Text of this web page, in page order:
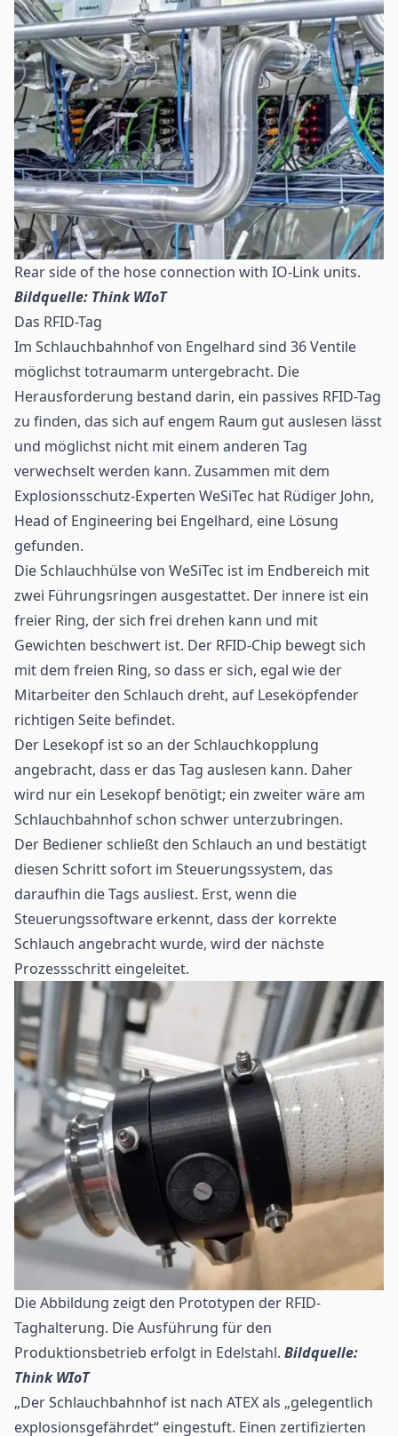
Rear side of the hose connection with IO-Link units.
Bildquelle: Think WIoT
Das RFID-Tag
Im Schlauchbahnhof von Engelhard sind 36 Ventile
möglichst totraumarm untergebracht. Die
Herausforderung bestand darin, ein passives RFID-Tag
zu finden, das sich auf engem Raum gut auslesen lässt
und möglichst nicht mit einem anderen Tag
verwechselt werden kann. Zusammen mit dem
Explosionsschutz-Experten WeSiTec hat Rüdiger John,
Head of Engineering bei Engelhard, eine Lösung
gefunden.
Die Schlauchhülse von WeSiTec ist im Endbereich mit
zwei Führungsringen ausgestattet. Der innere ist ein
freier Ring, der sich frei drehen kann und mit
Gewichten beschwert ist. Der RFID-Chip bewegt sich
mit dem freien Ring, so dass er sich, egal wie der
Mitarbeiter den Schlauch dreht, auf Leseköpfender
richtigen Seite befindet.
Der Lesekopf ist so an der Schlauchkopplung
angebracht, dass er das Tag auslesen kann. Daher
wird nur ein Lesekopf benötigt; ein zweiter wäre am
Schlauchbahnhof schon schwer unterzubringen.
Der Bediener schließt den Schlauch an und bestätigt
diesen Schritt sofort im Steuerungssystem, das
daraufhin die Tags ausliest. Erst, wenn die
Steuerungssoftware erkennt, dass der korrekte
Schlauch angebracht wurde, wird der nächste
Prozessschritt eingeleitet.
Die Abbildung zeigt den Prototypen der RFID-
Taghalterung. Die Ausführung für den
Produktionsbetrieb erfolgt in Edelstahl. Bildquelle:
Think WIoT
„Der Schlauchbahnhof ist nach ATEX als „gelegentlich
explosionsgefährdet“ eingestuft. Einen zertifizierten